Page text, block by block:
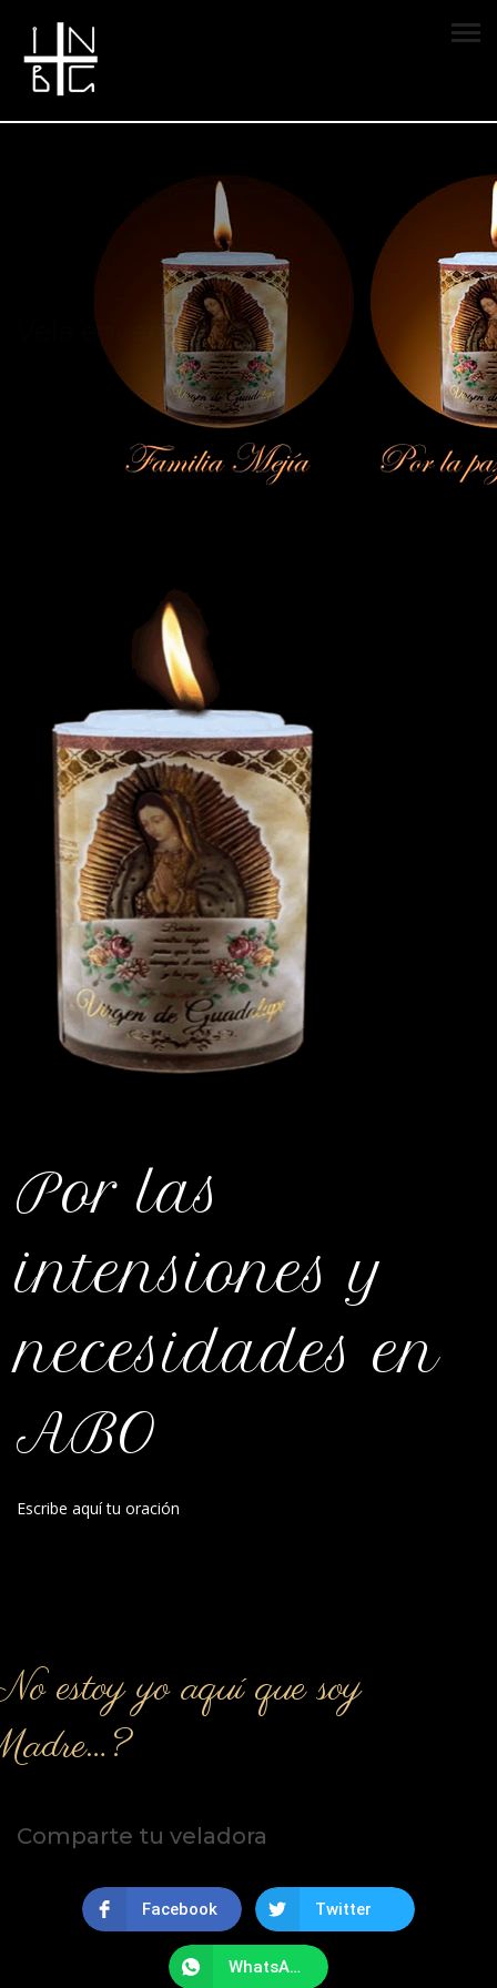
Vela encendida
Por las
intensiones y
necesidades en
ABO
Escribe aquí tu oración
estoy yo aquí que soy
Comparte tu veladora
Facebook Twitter
WhatsApp